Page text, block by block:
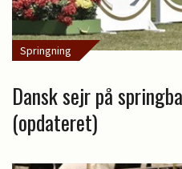
Springning
Dansk sejr på
(opdateret)